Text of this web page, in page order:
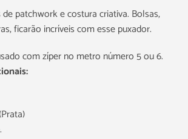
patchwork e costura criativa. Bolsas,
ficarão incríveis com esse puxador.
com zíper no metro número 5 ou 6.